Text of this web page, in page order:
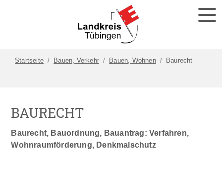
Startseite Bauen, Verkehr Bauen, Wohnen Baurecht
BAURECHT
Baurecht, Bauordnung, Bauantrag: Verfahren,
Wohnraumförderung, Denkmalschutz